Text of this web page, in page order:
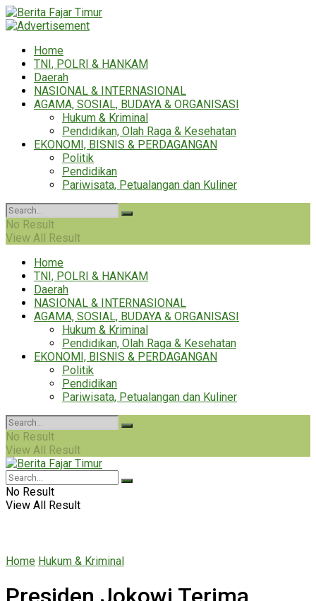
Home
TNI, POLRI & HANKAM
Daerah
NASIONAL & INTERNASIONAL
AGAMA, SOSIAL, BUDAYA & ORGANISASI
Hukum & Kriminal
Pendidikan, Olah Raga & Kesehatan
EKONOMI, BISNIS & PERDAGANGAN
Politik
Pendidikan
Pariwisata, Petualangan dan Kuliner
No Result
View All Result
Home
TNI, POLRI & HANKAM
Daerah
NASIONAL & INTERNASIONAL
AGAMA, SOSIAL, BUDAYA & ORGANISASI
Hukum & Kriminal
Pendidikan, Olah Raga & Kesehatan
EKONOMI, BISNIS & PERDAGANGAN
Politik
Pendidikan
Pariwisata, Petualangan dan Kuliner
No Result
View All Result
No Result
View All Result
Home Hukum & Kriminal